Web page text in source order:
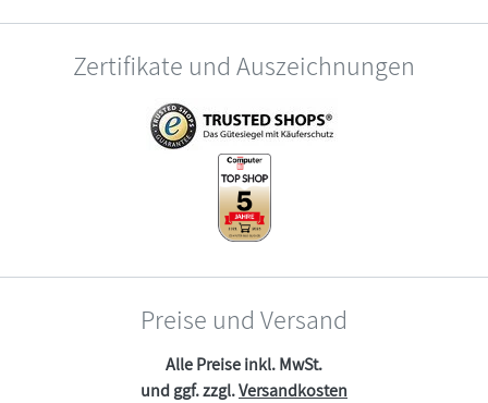
Zertifikate und Auszeichnungen
Preise und Versand
Alle Preise inkl. MwSt.
und ggf. zzgl.Versandkosten